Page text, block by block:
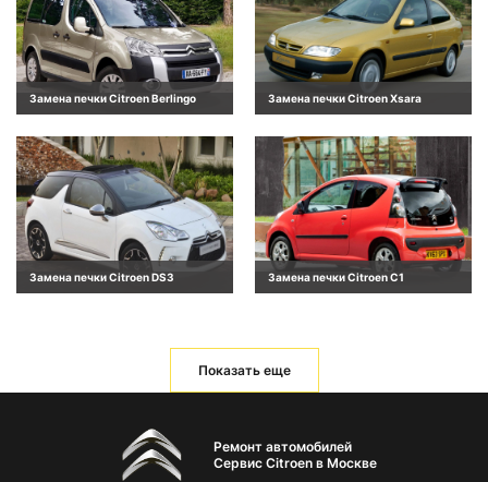
Замена печки Citroen Berlingo Замена печки Citroen Xsara
Замена печки Citroen DS3 Замена печки Citroen C1
Показать еще
Ремонт автомобилей
Сервис Citroen в Москве